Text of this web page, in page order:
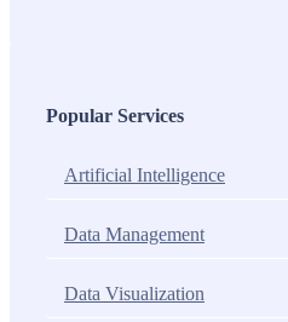
Popular Services
Artificial Intelligence
Data Management
Data Visualization